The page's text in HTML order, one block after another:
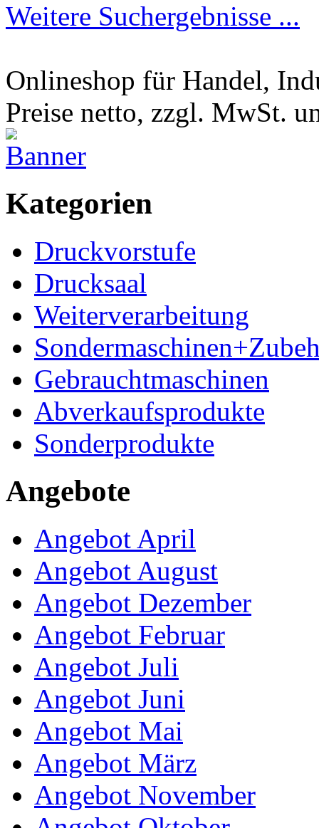
Weitere Suchergebnisse ...
Onlineshop für Handel,
Preise netto, zzgl. MwSt.
Kategorien
Druckvorstufe
Drucksaal
Weiterverarbeitung
Gebrauchtmaschinen
Abverkaufsprodukte
Sonderprodukte
Angebote
Angebot April
Angebot August
Angebot Dezember
Angebot Februar
Angebot Juli
Angebot Juni
Angebot Mai
Angebot März
Angebot November